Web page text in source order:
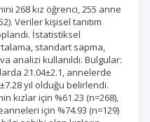
268 kız öğrenci, 255 anne
Veriler kişisel tanıtım
İstatistiksel
standart sapma,
analizi kullanıldı. Bulgular:
21.04±2.1, annelerde
yıl olduğu belirlendi.
kızlar için %61.23 (n=268),
için %74.93 (n=129)